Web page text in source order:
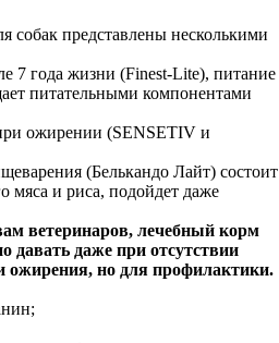
собак представлены несколькими
7 года жизни (Finest-Lite), питание
питательными компонентами
ожирении (SENSETIV и
(Белькандо Лайт) состоит
мяса и риса, подойдет даже
ветеринаров, лечебный корм
давать даже при отсутствии
ожирения, но для профилактики.